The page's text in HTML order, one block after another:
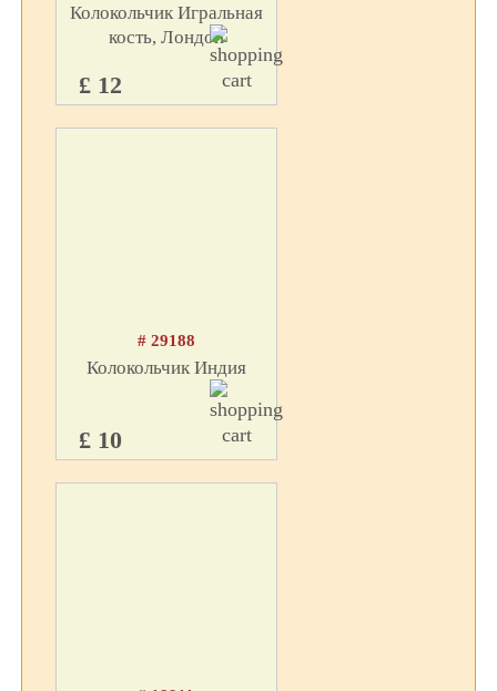
Колокольчик Игральная
кость, Лондон
£ 12
# 29188
Колокольчик Индия
£ 10